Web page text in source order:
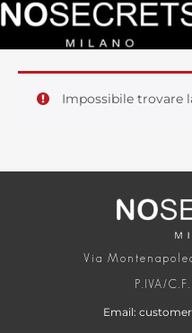
Impossibile trovare
Via
P.IVA/
Email: